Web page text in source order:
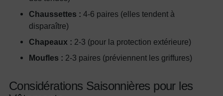
Chaussettes : 4-6 paires (elles tendent à
disparaître)
Chapeaux : 2-3 (pour la protection extérieure)
Moufles : 2-3 paires (préviennent les griffures)
Considérations Saisonnières pour les